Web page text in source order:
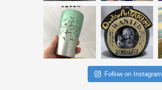
Follow on Instagram